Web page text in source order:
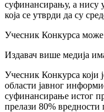
суфинансирању, а нису
која се утврди да су
Учесник Конкурса
Издавач више медија
Учесник Конкурса који
области јавног
суфинансирање истог
прелази 80% вредности